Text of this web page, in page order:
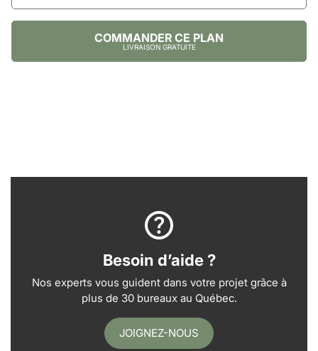
COMMANDER CE PLAN
LIVRAISON GRATUITE
Besoin d’aide ?
Nos experts vous guident dans votre projet grâce à
plus de 30 bureaux au Québec.
JOIGNEZ-NOUS